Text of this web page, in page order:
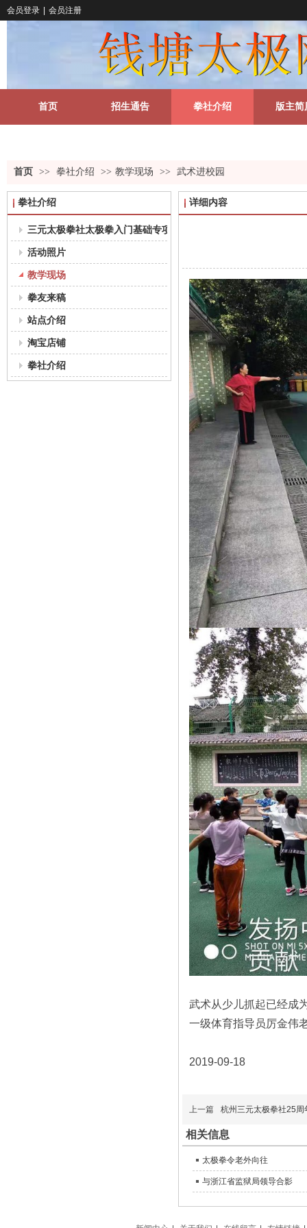
会员登录 会员注册
首页 招生通告 拳社介绍 版主简
首页 >> 拳社介绍 >> 教学现场 >> 武术进校园
拳社介绍
三元太极拳社太极拳入门基础专项课程教学大纲（18-35岁组）
活动照片
教学现场
拳友来稿
站点介绍
淘宝店铺
拳社介绍
详细内容
武术从少儿抓起已经成
一级体育指导员厉金伟
2019-09-18
上一篇 杭州三元太极拳社25周
相关信息
太极拳令老外向往
与浙江省监狱局领导合影